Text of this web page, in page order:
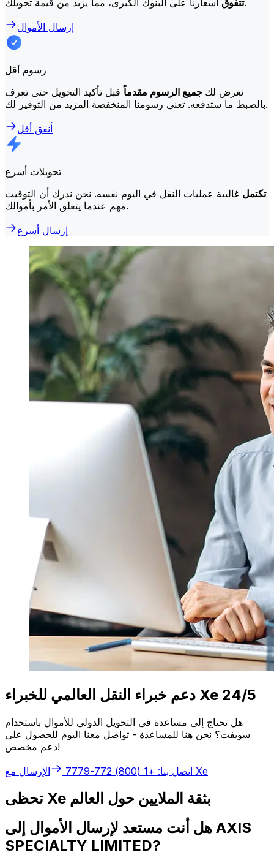
إرسال الأموال
رسوم أقل
نعرض لك جميع الرسوم مقدماًقبل تأكيد التحويل حتى تعرف
بالضبط ما ستدفعه. تعني رسومنا المنخفضة المزيد من التوفير لك.
أنفق أقل
تحويلات أسرع
تكتمل غالبية عمليات النقل في اليوم نفسه. نحن ندرك أن التوقيت
مهم عندما يتعلق الأمر بأموالك.
إرسال أسرع
دعم خبراء النقل العالمي للخبراء Xe 24/5
هل تحتاج إلى مساعدة في التحويل الدولي للأموال باستخدام
سويفت؟ نحن هنا للمساعدة - تواصل معنا اليوم للحصول على
دعم مخصص!
اتصل بنا: +1 (800) 772-7779 الإرسال مع Xe
تحظى Xe بثقة الملايين حول العالم
هل أنت مستعد لإرسال الأموال إلى AXIS
SPECIALTY LIMITED?